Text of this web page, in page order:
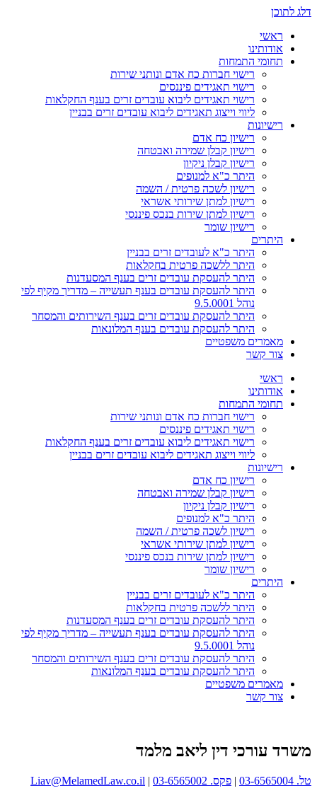
דלג לתוכן
ראשי
אודותינו
תחומי התמחות
רישוי חברות כח אדם ונותני שירות
רישוי תאגידים פיננסים
רישוי תאגידים ליבוא עובדים זרים בענף החקלאות
ליווי וייצוג תאגידים ליבוא עובדים זרים בבניין
רישיונות
רישיון כח אדם
רישיון קבלן שמירה ואבטחה
רישיון קבלן ניקיון
היתר כ"א למנופים
רישיון לשכה פרטית / השמה
רישיון למתן שירותי אשראי
רישיון למתן שירות בנכס פיננסי
רישיון שומר
היתרים
היתר כ"א לעובדים זרים בבניין
היתר ללשכה פרטית בחקלאות
היתר להעסקת עובדים זרים בענף המסעדנות
היתר להעסקת עובדים בענף תעשייה – מדריך מקיף לפי
נוהל 9.5.0001
היתר להעסקת עובדים זרים בענף השירותים והמסחר
היתר להעסקת עובדים בענף המלונאות
מאמרים משפטיים
צור קשר
ראשי
אודותינו
תחומי התמחות
רישוי חברות כח אדם ונותני שירות
רישוי תאגידים פיננסים
רישוי תאגידים ליבוא עובדים זרים בענף החקלאות
ליווי וייצוג תאגידים ליבוא עובדים זרים בבניין
רישיונות
רישיון כח אדם
רישיון קבלן שמירה ואבטחה
רישיון קבלן ניקיון
היתר כ"א למנופים
רישיון לשכה פרטית / השמה
רישיון למתן שירותי אשראי
רישיון למתן שירות בנכס פיננסי
רישיון שומר
היתרים
היתר כ"א לעובדים זרים בבניין
היתר ללשכה פרטית בחקלאות
היתר להעסקת עובדים זרים בענף המסעדנות
היתר להעסקת עובדים בענף תעשייה – מדריך מקיף לפי
נוהל 9.5.0001
היתר להעסקת עובדים זרים בענף השירותים והמסחר
היתר להעסקת עובדים בענף המלונאות
מאמרים משפטיים
צור קשר
משרד עורכי דין ליאב מלמד
טל. 03-6565004 | פקס. 03-6565002 |
Liav@MelamedLaw.co.il